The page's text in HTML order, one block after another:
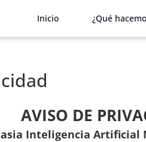
Inicio ¿Qué
AVISO DE
Inteligencia Artificial